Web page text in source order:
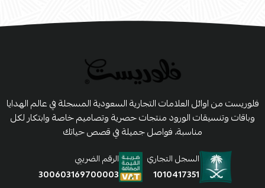
فلوريست من اوائل العلامات التجارية السعودية المسجلة في عالم الهدايا
وباقات وتنسيقات الورود منتجات حصرية وتصاميم خاصة وابتكار لكل
مناسبة، فواصل جميلة في قصص حياتك
السجل التجاري
1010417351
الرقم الضريبي
300603169700003